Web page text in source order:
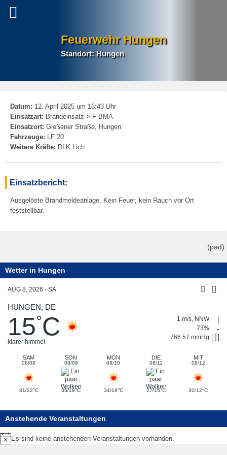
Feuerwehr Hungen
Standort: Hungen
Datum: 12. April 2025 um 16:43 Uhr
Einsatzart: Brandeinsatz > F BMA
Einsatzort: Gießener Straße, Hungen
Fahrzeuge: LF 20
Weitere Kräfte: DLK Lich
Einsatzbericht:
Ausgelöste Brandmeldeanlage. Kein Feuer, kein Rauch vor Ort
feststellbar.
(pad)
Wetter in Hungen
AUG 8, 2026 - SA
HUNGEN, DE
15°C
klarer himmel
1 m/s, NNW
73%
766.57 mmHg
SAM
08/08
SON
08/09
MON
08/10
DIE
08/11
MIT
08/12
31/22°C 35/18°C 34/18°C 27/15°C 30/12°C
Anstehende Veranstaltungen
Hinweis
Es sind keine anstehenden Veranstaltungen vorhanden.